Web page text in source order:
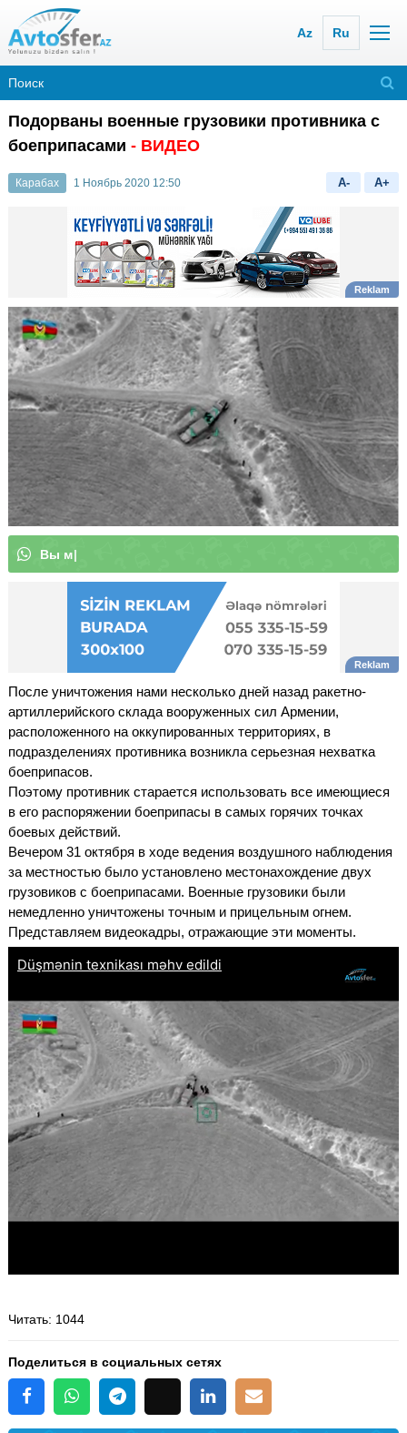
Az Ru
Подорваны военные грузовики противника с
боеприпасами - ВИДЕО
Карабах 1 Ноябрь 2020 12:50 A- A+
Вы мо
После уничтожения нами несколько дней назад ракетно-
артиллерийского склада вооруженных сил Армении,
расположенного на оккупированных территориях, в
подразделениях противника возникла серьезная нехватка
боеприпасов.
Поэтому противник старается использовать все имеющиеся
в его распоряжении боеприпасы в самых горячих точках
боевых действий.
Вечером 31 октября в ходе ведения воздушного наблюдения
за местностью было установлено местонахождение двух
грузовиков с боеприпасами. Военные грузовики были
немедленно уничтожены точным и прицельным огнем.
Представляем видеокадры, отражающие эти моменты.
Читать: 1044
Поделиться в социальных сетях